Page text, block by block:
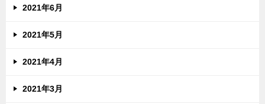
2021年6月
2021年5月
2021年4月
2021年3月